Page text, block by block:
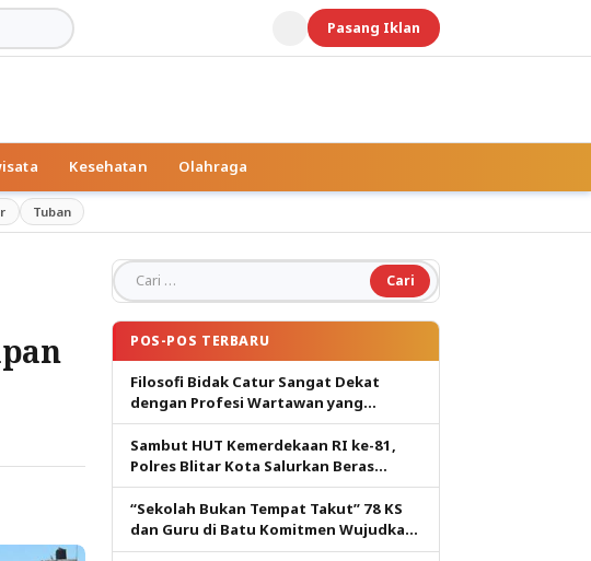
Pasang Iklan
Kesehatan Olahraga
Tuban
Cari untuk:
POS-POS TERBARU
Filosofi Bidak Catur Sangat Dekat
dengan Profesi Wartawan yang
Dituntut Berpikir Kritis
Sambut HUT Kemerdekaan RI ke-81,
Polres Blitar Kota Salurkan Beras
dalam Gerakan Pangan Murah
“Sekolah Bukan Tempat Takut” 78 KS
dan Guru di Batu Komitmen Wujudkan
Budaya Aman dan Nyaman